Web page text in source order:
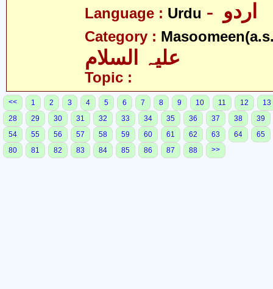
Language : Urdu
Category :
Topic :
<< 1 2 3 4 5 6 7 8 9 10 11 12
13
28
29 30 31 32 33 34 35 36 37 38
39
54
55 56 57 58 59 60 61 62 63 64
65
80
81 82 83 84 85 86 87 88 >>